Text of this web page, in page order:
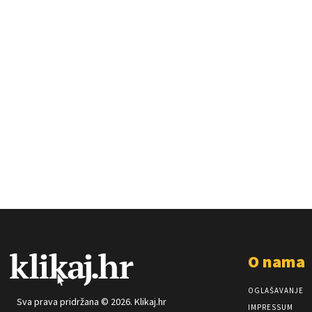
Sva prava pridržana © 2026. Klikaj.hr
O nama
OGLAŠAVANJE
IMPRESSUM